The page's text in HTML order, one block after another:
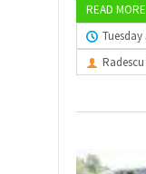
READ MORE
Tuesday